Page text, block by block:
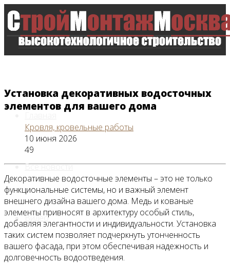
Все новости
Видео
Установка декоративных водосточных
элементов для вашего дома
Кровля, кровельные работы
10 июня 2026
49
Декоративные водосточные элементы – это не только
функциональные системы, но и важный элемент
внешнего дизайна вашего дома. Медь и кованые
элементы привносят в архитектуру особый стиль,
добавляя элегантности и индивидуальности. Установка
таких систем позволяет подчеркнуть утонченность
вашего фасада, при этом обеспечивая надежность и
долговечность водоотведения.